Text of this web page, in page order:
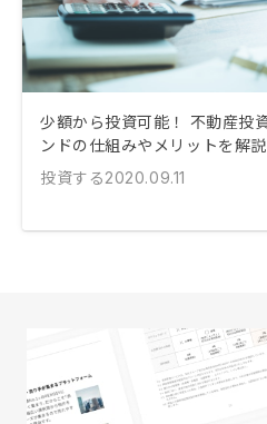
少額から投資可能！ 不動産投
ンドの仕組みやメリットを解説
投資する2020.09.11